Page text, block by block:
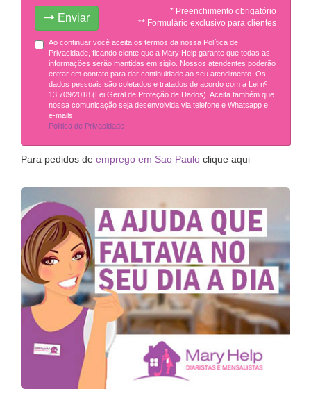
Enviar
* Preenchimento obrigatório
** Formulário exclusivo para clientes
Ao continuar você aceita os termos da nossa Política de
Privacidade, ficando ciente que a Mary Help garante que todas as
informações serão mantidas em sigilo. Nossos atendentes poderão
entrar em contato para dar continuidade ao seu atendimento. Os
dados pessoais são coletados e tratados de acordo com a Lei nº
13.709/2018 (Lei Geral de Proteção de Dados). Aceita também que
nossa comunicação seja desenvolvida via telefone e Whatsapp e
e-mails.
Politica de Privacidade
Para pedidos de emprego em Sao Paulo clique aqui